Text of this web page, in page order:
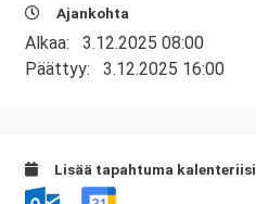
Ajankohta
Alkaa: 3.12.2025 08:00
Päättyy: 3.12.2025 16:00
Lisää tapahtuma kalenteriisi